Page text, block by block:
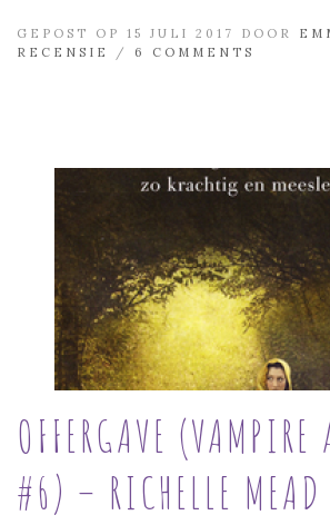
GEPOST OP 15 JULI 2017 DOOR
RECENSIE
/ 6 COMMENTS
OFFERGAVE (VAMPIRE
#6) – RICHELLE MEAD